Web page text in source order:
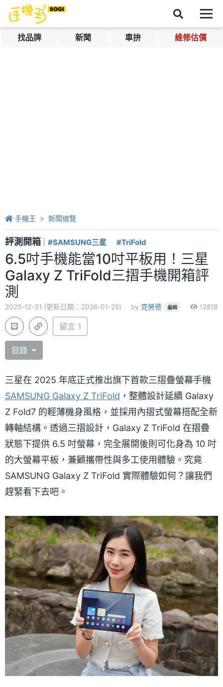
找品牌 新聞 車拚 維修估價
手機王 新聞總覽
評測開箱 #SAMSUNG三星 #TriFold
6.5吋手機能當10吋平板用！三星
Galaxy Z TriFold三摺手機開箱評
測
2025-12-31 (更新日期：2026-01-25) by 克勞德 編輯 12818
留言 1
目錄
三星在 2025 年底正式推出旗下首款三摺疊螢幕手機
SAMSUNG Galaxy Z TriFold ，整體設計延續 Galaxy
Z Fold7 的輕薄機身風格，並採用內摺式螢幕搭配全新
轉軸結構。透過三摺設計，Galaxy Z TriFold 在摺疊
狀態下提供 6.5 吋螢幕，完全展開後則可化身為 10 吋
的大螢幕平板，兼顧攜帶性與多工使用體驗。究竟
SAMSUNG Galaxy Z TriFold 實際體驗如何？讓我們
趕緊看下去吧。